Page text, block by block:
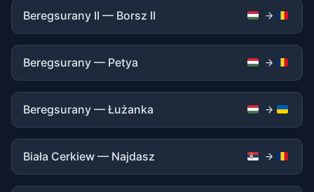
Beregsurany II — Borsz II
Beregsurany — Petya
Beregsurany — Łużanka
Biała Cerkiew — Najdasz